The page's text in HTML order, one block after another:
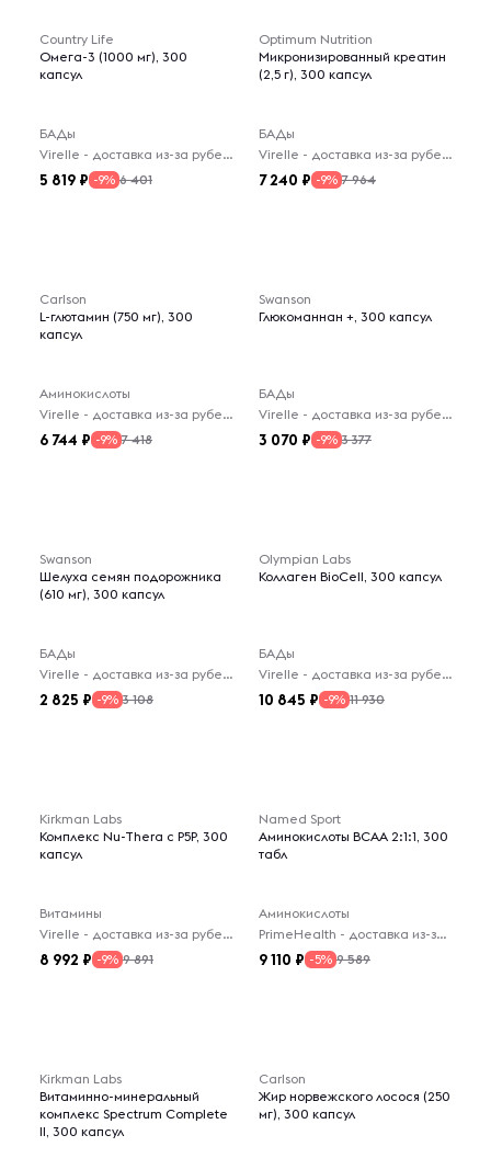
Country Life
Омега-3 (1000 мг), 300
капсул
БАДы
Virelle - доставка из-за рубежа
5 819 -9% 6 401
Optimum Nutrition
Микронизированный креатин
(2,5 г), 300 капсул
БАДы
Virelle - доставка из-за рубежа
7 240 -9% 7 964
Carlson
L-глютамин (750 мг), 300
капсул
Аминокислоты
Virelle - доставка из-за рубежа
6 744 -9% 7 418
Swanson
Глюкоманнан +, 300 капсул
БАДы
Virelle - доставка из-за рубежа
3 070 -9% 3 377
Swanson
Шелуха семян подорожника
(610 мг), 300 капсул
БАДы
Virelle - доставка из-за рубежа
2 825 -9% 3 108
Olympian Labs
Коллаген BioCell, 300 капсул
БАДы
Virelle - доставка из-за рубежа
10 845 -9% 11 930
Kirkman Labs
Комплекс Nu-Thera с P5P, 300
капсул
Витамины
Virelle - доставка из-за рубежа
8 992 -9% 9 891
Named Sport
Аминокислоты BCAA 2:1:1, 300
табл
Аминокислоты
PrimeHealth - доставка из-за рубежа
9 110 -5% 9 589
Kirkman Labs
Витаминно-минеральный
комплекс Spectrum Complete
II, 300 капсул
Carlson
Жир норвежского лосося (250
мг), 300 капсул